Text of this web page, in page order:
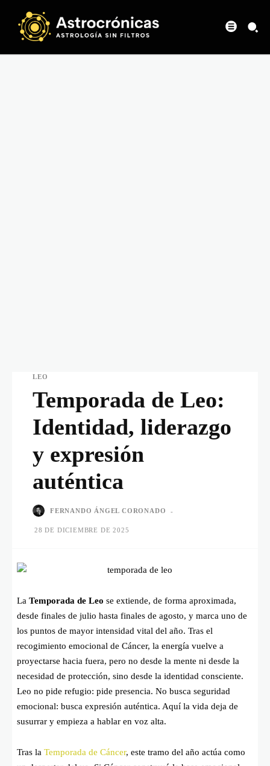
LEO
Temporada de Leo:
Identidad, liderazgo
y expresión
auténtica
FERNANDO ÁNGEL CORONADO -
28 DE DICIEMBRE DE 2025
La Temporada de Leo se extiende, de forma aproximada,
desde finales de julio hasta finales de agosto, y marca uno de
los puntos de mayor intensidad vital del año. Tras el
recogimiento emocional de Cáncer, la energía vuelve a
proyectarse hacia fuera, pero no desde la mente ni desde la
necesidad de protección, sino desde la identidad consciente.
Leo no pide refugio: pide presencia. No busca seguridad
emocional: busca expresión auténtica. Aquí la vida deja de
susurrar y empieza a hablar en voz alta.
Tras la Temporada de Cáncer, este tramo del año actúa como